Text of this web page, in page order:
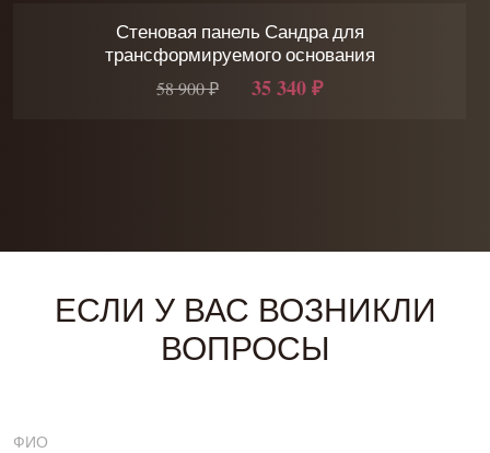
Стеновая панель Сандра для
трансформируемого основания
58 900 ₽ 35 340 ₽
ЕСЛИ У ВАС ВОЗНИКЛИ
ВОПРОСЫ